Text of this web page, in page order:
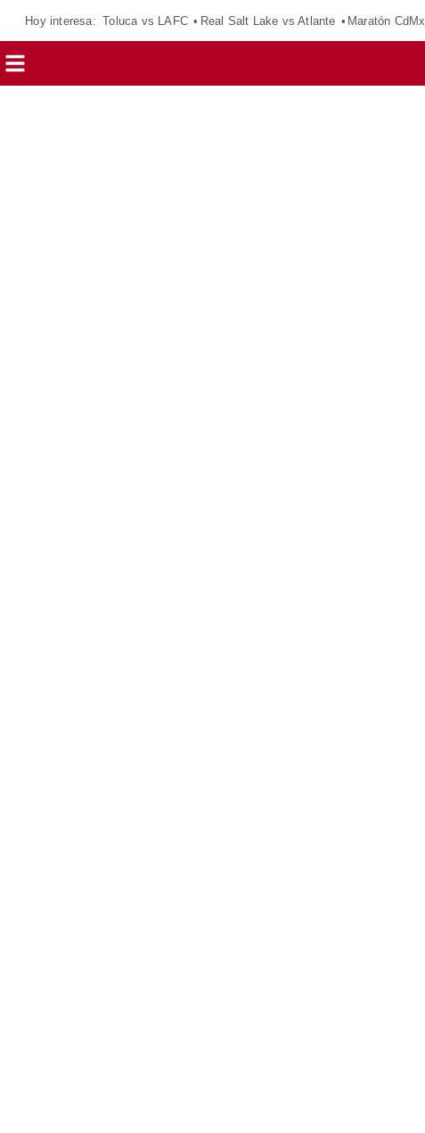
Hoy interesa: Toluca vs LAFC Real Salt Lake vs Atlante Maratón CdMx